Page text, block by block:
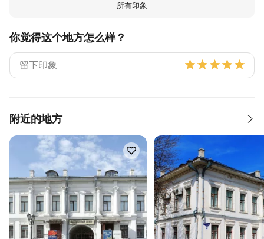
所有印象
你觉得这个地方怎么样？
附近的地方